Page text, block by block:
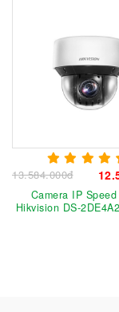
13.584.000đ
Camera IP
Hikvision DS-